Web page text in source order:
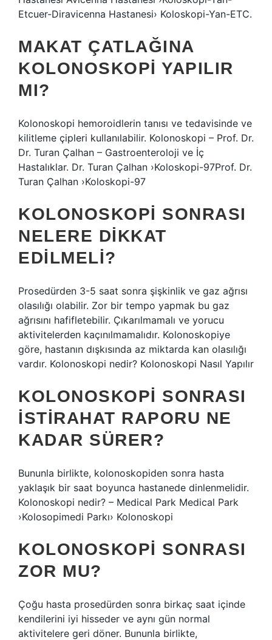
Etcuer-Diravicenna Hastanesi› Koloskopi-Yan-ETC.
MAKAT ÇATLAĞINA
KOLONOSKOPI YAPILIR
MI?
Kolonoskopi hemoroidlerin tanısı ve tedavisinde ve
kilitleme çipleri kullanılabilir. Kolonoskopi – Prof. Dr.
Dr. Turan Çalhan – Gastroenteroloji ve İç
Hastalıklar. Dr. Turan Çalhan ›Koloskopi-97Prof. Dr.
Turan Çalhan ›Koloskopi-97
KOLONOSKOPI SONRASI
NELERE DIKKAT
EDILMELI?
Prosedürden 3-5 saat sonra şişkinlik ve gaz ağrısı
olasılığı olabilir. Zor bir tempo yapmak bu gaz
ağrısını hafifletebilir. Çıkarılmamalı ve yorucu
aktivitelerden kaçınılmamalıdır. Kolonoskopiye
göre, hastanın dışkısında az miktarda kan olasılığı
vardır. Kolonoskopi nedir? Kolonoskopi Nasıl Yapılır
KOLONOSKOPI SONRASI
ISTIRAHAT RAPORU NE
KADAR SÜRER?
Bununla birlikte, kolonoskopiden sonra hasta
yaklaşık bir saat boyunca hastanede dinlenmelidir.
Kolonoskopi nedir? – Medical Park Medical Park
›Kolosopimedi Parkı› Kolonoskopi
KOLONOSKOPI SONRASI
ZOR MU?
Çoğu hasta prosedürden sonra birkaç saat içinde
kendilerini iyi hisseder ve aynı gün normal
aktivitelere geri döner. Bununla birlikte,